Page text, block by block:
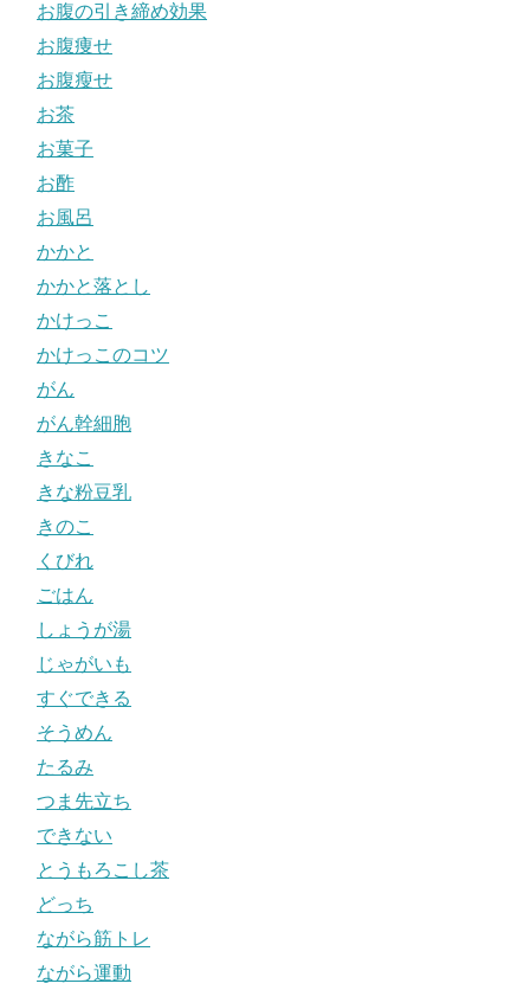
お腹の引き締め効果
お腹痩せ
お腹瘦せ
お茶
お菓子
お酢
お風呂
かかと
かかと落とし
かけっこ
かけっこのコツ
がん
がん幹細胞
きなこ
きな粉豆乳
きのこ
くびれ
ごはん
しょうが湯
じゃがいも
すぐできる
そうめん
たるみ
つま先立ち
できない
とうもろこし茶
どっち
ながら筋トレ
ながら運動